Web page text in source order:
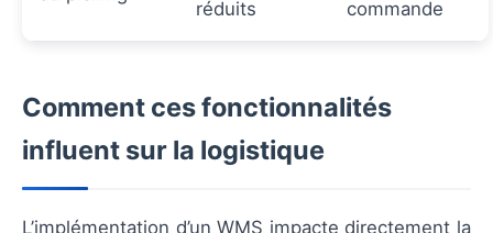
réduits
commande
Comment ces fonctionnalités
influent sur la logistique
L’implémentation d’un WMS impacte directement la